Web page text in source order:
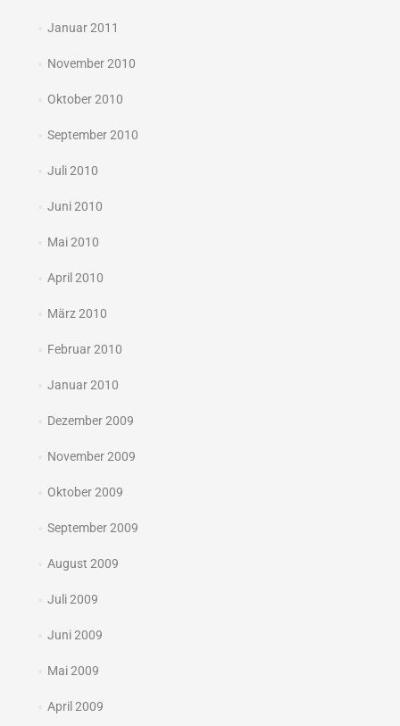
Januar 2011
November 2010
Oktober 2010
September 2010
Juli 2010
Juni 2010
Mai 2010
April 2010
März 2010
Februar 2010
Januar 2010
Dezember 2009
November 2009
Oktober 2009
September 2009
August 2009
Juli 2009
Juni 2009
Mai 2009
April 2009